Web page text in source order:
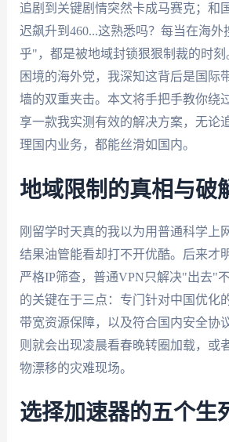
追剧到关键剧情突然卡成马赛克；和
迟飙升到460...这熟悉吗？每当在海外
乎"，都是被地域封锁狠狠制裁的时刻
困境的海外党，我深知这背后是国际
墙的双重夹击。本文将手把手教你绕
享一款我实测有效的解决方案，无论
理国内业务，都能丝滑如国内。
地域限制的真相与破
刚留学时天真的我以为用普通科学上
结果油管能看却打不开优酷。后来才
严格IP筛查，普通VPN只解决"出去"
的关键在于三点：专门针对中国优化
带宽资源保障，以及符合国内安全协
则就会出现凌晨看春晚转圈加载，或
物漂移的灾难现场。
选择加速器的五个生